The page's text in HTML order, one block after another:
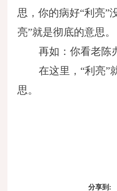
思，你的病好“利亮”
亮”就是彻底的意思。
再如：你看老陈
在这里， “利亮”
思。
分享到: